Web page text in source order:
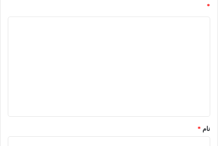
*
نام *